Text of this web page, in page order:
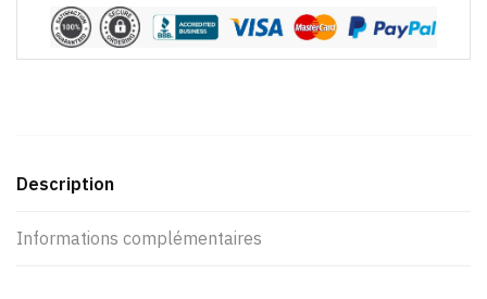
Description
Informations complémentaires